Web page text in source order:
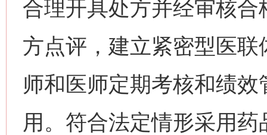
合理开具处方并经审核
方点评，建立紧密型医
师和医师定期考核和绩
用。符合法定情形采用